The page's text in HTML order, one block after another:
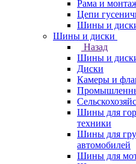
Рама и
Цепи
Шины и
Шины и диски
Назад
Шины и
Диски
Камеры и
Шины для
техники
Шины для
автомобилей
Шины для